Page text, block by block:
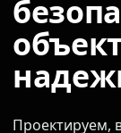
Проектируем,